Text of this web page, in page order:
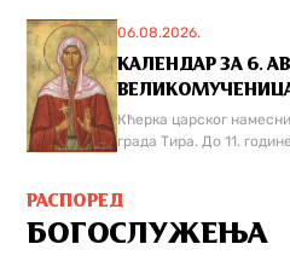
06.08.2026.
КАЛЕНДАР ЗА 6.
Кћерка царског
града Тира. До 11.
РАСПОРЕД
БОГОСЛУЖЕЊА